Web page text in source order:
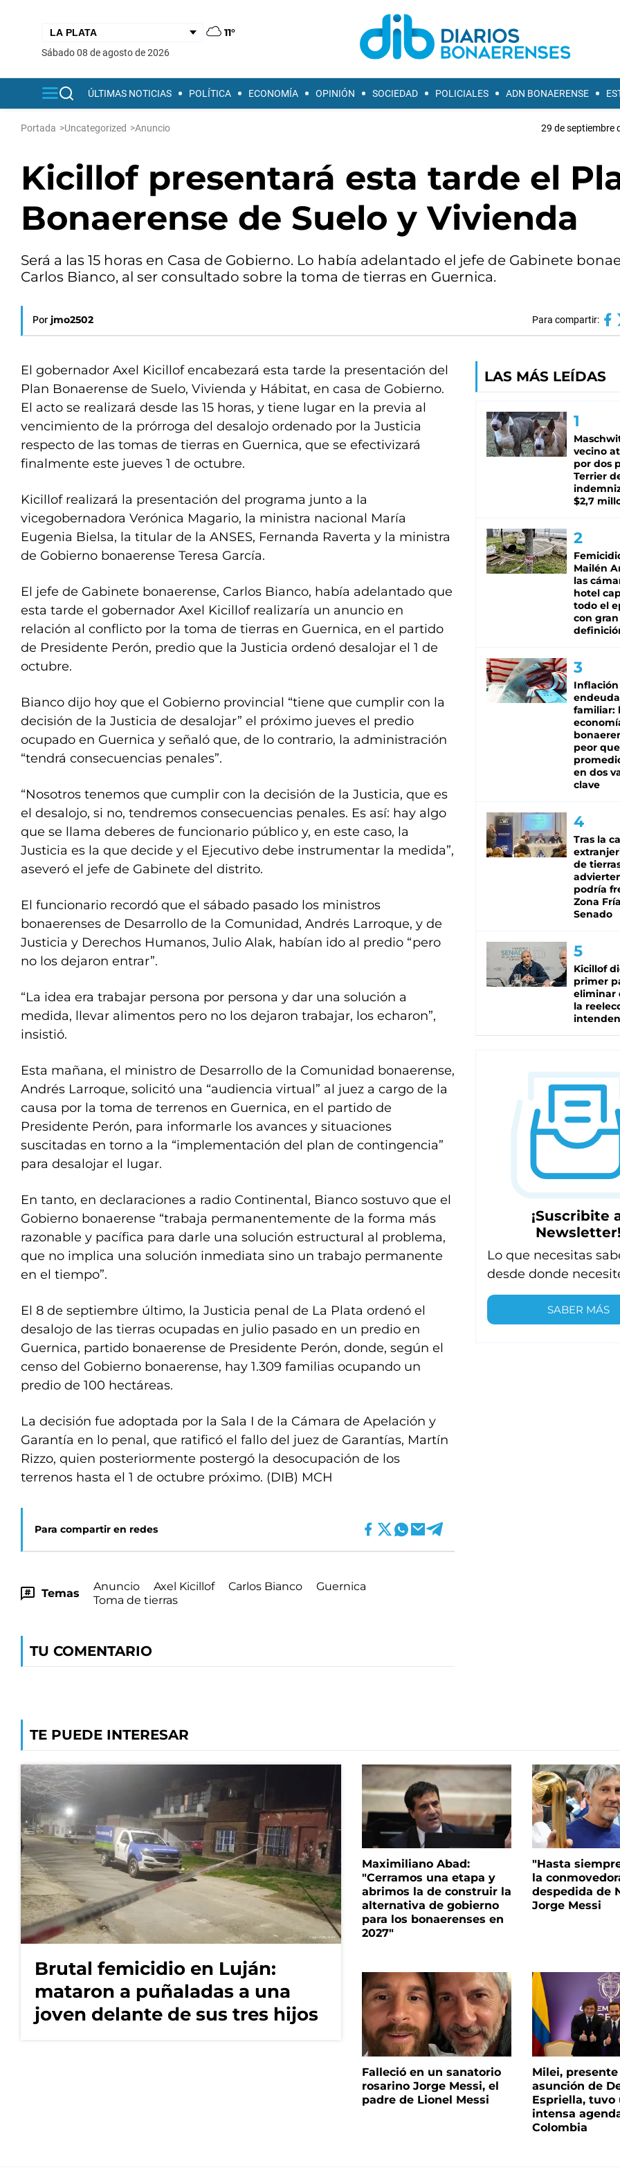
11°
sábado 08 de agosto de 2026
ÚLTIMAS NOTICIAS POLÍTICA ECONOMÍA OPINIÓN SOCIEDAD POLICIALES ADN BONAERENSE
Portada >Uncategorized >Anuncio 29 de septiembre
Kicillof presentará esta tarde el
Bonaerense de Suelo y Vivienda
Será a las 15 horas en Casa de Gobierno. Lo había adelantado el jefe de Gabinete
Carlos Bianco, al ser consultado sobre la toma de tierras en Guernica.
Por jmo2502 Para compartir:
El gobernador Axel Kicillof encabezará esta tarde la presentación del
Plan Bonaerense de Suelo, Vivienda y Hábitat, en casa de Gobierno.
El acto se realizará desde las 15 horas, y tiene lugar en la previa al
vencimiento de la prórroga del desalojo ordenado por la Justicia
respecto de las tomas de tierras en Guernica, que se efectivizará
finalmente este jueves 1 de octubre.
Kicillof realizará la presentación del programa junto a la
vicegobernadora Verónica Magario, la ministra nacional María
Eugenia Bielsa, la titular de la ANSES, Fernanda Raverta y la ministra
de Gobierno bonaerense Teresa García.
El jefe de Gabinete bonaerense, Carlos Bianco, había adelantado que
esta tarde el gobernador Axel Kicillof realizaría un anuncio en
relación al conflicto por la toma de tierras en Guernica, en el partido
de Presidente Perón, predio que la Justicia ordenó desalojar el 1 de
octubre.
Bianco dijo hoy que el Gobierno provincial “tiene que cumplir con la
decisión de la Justicia de desalojar” el próximo jueves el predio
ocupado en Guernica y señaló que, de lo contrario, la administración
“tendrá consecuencias penales”.
“Nosotros tenemos que cumplir con la decisión de la Justicia, que es
el desalojo, si no, tendremos consecuencias penales. Es así: hay algo
que se llama deberes de funcionario público y, en este caso, la
Justicia es la que decide y el Ejecutivo debe instrumentar la medida”,
aseveró el jefe de Gabinete del distrito.
El funcionario recordó que el sábado pasado los ministros
bonaerenses de Desarrollo de la Comunidad, Andrés Larroque, y de
Justicia y Derechos Humanos, Julio Alak, habían ido al predio “pero
no los dejaron entrar”.
“La idea era trabajar persona por persona y dar una solución a
medida, llevar alimentos pero no los dejaron trabajar, los echaron”,
insistió.
Esta mañana, el ministro de Desarrollo de la Comunidad bonaerense,
Andrés Larroque, solicitó una “audiencia virtual” al juez a cargo de la
causa por la toma de terrenos en Guernica, en el partido de
Presidente Perón, para informarle los avances y situaciones
suscitadas en torno a la “implementación del plan de contingencia”
para desalojar el lugar.
En tanto, en declaraciones a radio Continental, Bianco sostuvo que el
Gobierno bonaerense “trabaja permanentemente de la forma más
razonable y pacífica para darle una solución estructural al problema,
que no implica una solución inmediata sino un trabajo permanente
en el tiempo”.
El 8 de septiembre último, la Justicia penal de La Plata ordenó el
desalojo de las tierras ocupadas en julio pasado en un predio en
Guernica, partido bonaerense de Presidente Perón, donde, según el
censo del Gobierno bonaerense, hay 1.309 familias ocupando un
predio de 100 hectáreas.
La decisión fue adoptada por la Sala I de la Cámara de Apelación y
Garantía en lo penal, que ratificó el fallo del juez de Garantías, Martín
Rizzo, quien posteriormente postergó la desocupación de los
terrenos hasta el 1 de octubre próximo. (DIB) MCH
Para compartir en redes
Temas
Anuncio Axel Kicillof Carlos Bianco
Guernica
Toma de tierras
TU COMENTARIO
LAS MÁS LEÍDAS
vecino
por dos
Terrier
$2,7
Mailén
las
hotel
todo el
con gran
Inflación
familiar:
peor
en dos
clave
Tras la
de
podría
Zona
Senado
Kicillof
primer
eliminar
la
¡Suscribite
Newsletter!
Lo que necesitas
desde donde
SABER MÁS
TE PUEDE INTERESAR
Brutal femicidio en Luján:
mataron a puñaladas a una
joven delante de sus tres hijos
Maximiliano Abad:
"Cerramos una etapa y
abrimos la de construir la
alternativa de gobierno
para los bonaerenses en
2027"
"Hasta
la
despedida de
Jorge Messi
Falleció en un sanatorio
rosarino Jorge Messi, el
padre de Lionel Messi
Milei,
asunción de
Espriella, tuvo
intensa
Colombia